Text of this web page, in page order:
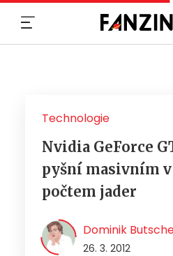
Technologie
Nvidia GeForce
pyšní masivním
počtem jader
Dominik
26. 3. 2012